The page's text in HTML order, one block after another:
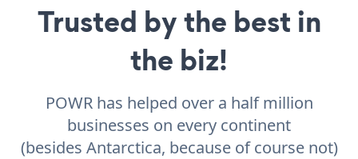
Trusted by the best in
the biz!
POWR has helped over a half million
businesses on every continent
(besides Antarctica, because of course not)